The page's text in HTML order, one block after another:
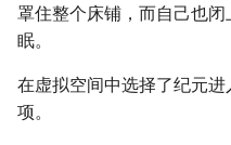
罩住整个床铺，而自己也
眠。
在虚拟空间中选择了纪元
项。